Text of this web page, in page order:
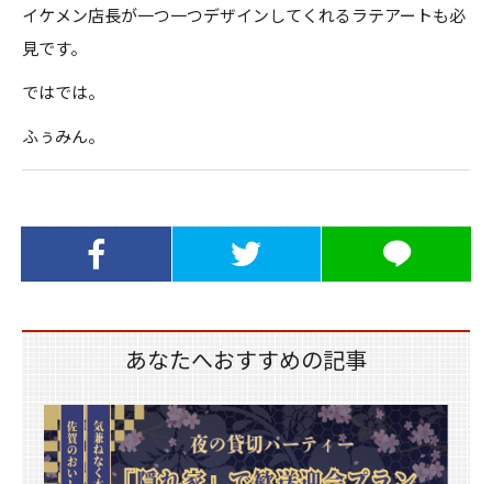
イケメン店長が一つ一つデザインしてくれるラテアートも必
見です。
ではでは。
ふぅみん。
Facebookでシ
ェア
Twitterでシェ
ア
LINEでシェア
あなたへおすすめの記事